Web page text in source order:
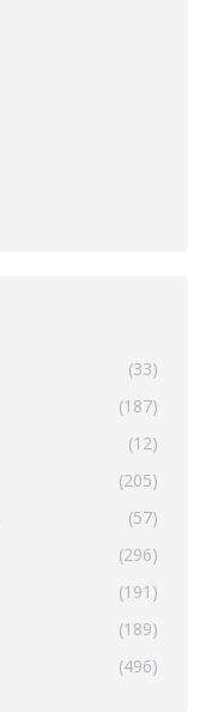
(33)
(187)
(12)
(205)
(57)
(296)
(191)
(189)
(496)